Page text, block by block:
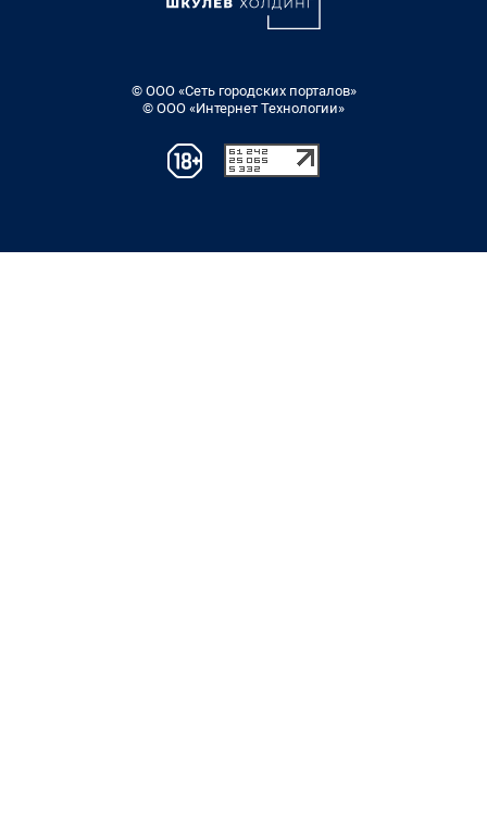
© ООО «Сеть городских порталов»
© ООО «Интернет Технологии»